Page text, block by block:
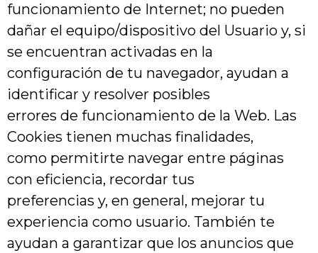
funcionamiento de Internet; no pueden
dañar el equipo/dispositivo del Usuario y, si
se encuentran activadas en la
configuración de tu navegador, ayudan a
identificar y resolver posibles
errores de funcionamiento de la Web. Las
Cookies tienen muchas finalidades,
como permitirte navegar entre páginas
con eficiencia, recordar tus
preferencias y, en general, mejorar tu
experiencia como usuario. También te
ayudan a garantizar que los anuncios que